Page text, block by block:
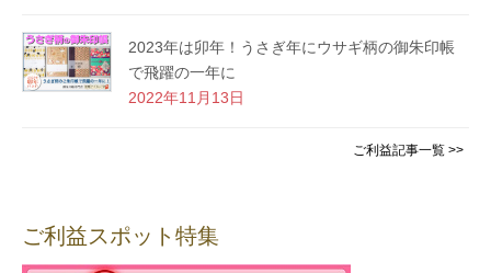
2023年は卯年！うさぎ年にウサギ柄の御朱印帳
で飛躍の一年に
2022年11月13日
ご利益記事一覧 >>
ご利益スポット特集